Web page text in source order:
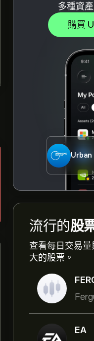
多種資
購買
Urban
流行的股
查看每日交易
大的股票。
EA